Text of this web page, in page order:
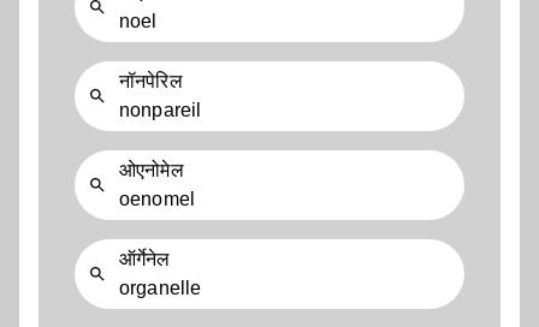
noel
नॉनपेरिल
nonpareil
ओएनोमेल
oenomel
ऑर्गेनेल
organelle